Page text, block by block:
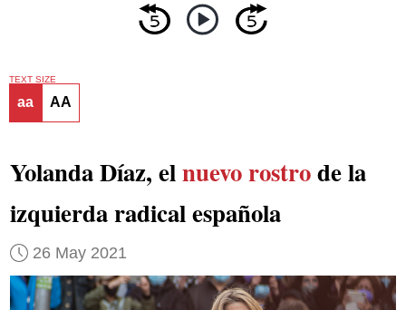
TEXT SIZE
aa AA
Yolanda Díaz, elnuevo rostrode la
izquierda radical española
26 May 2021